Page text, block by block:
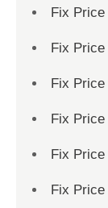
Fix Price
Fix Price
Fix Price
Fix Price
Fix Price
Fix Price